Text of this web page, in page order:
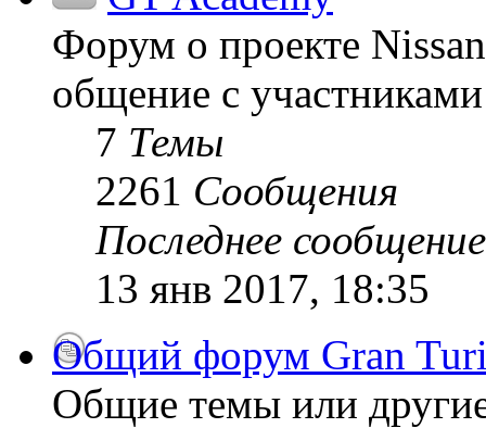
Форум о проекте
общение с
7 Темы
2261 Сообщения
Последнее сообщение
13 янв 2017, 18:35
Общий форум Gran
Общие темы или